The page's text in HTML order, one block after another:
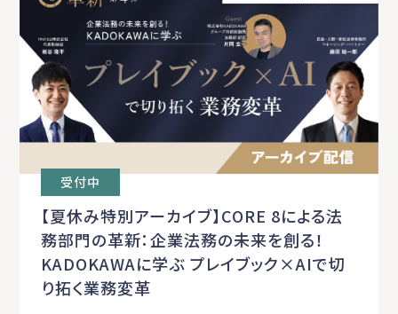
受付中
【夏休み特別アーカイブ】CORE 8による法
務部門の革新：企業法務の未来を創る！
KADOKAWAに学ぶ プレイブック×AIで切
り拓く業務変革